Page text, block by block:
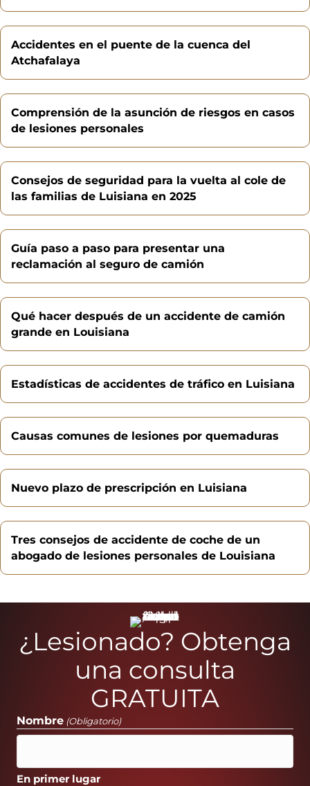
Accidentes en el puente de la cuenca del
Atchafalaya
Comprensión de la asunción de riesgos en casos
de lesiones personales
Consejos de seguridad para la vuelta al cole de
las familias de Luisiana en 2025
Guía paso a paso para presentar una
reclamación al seguro de camión
Qué hacer después de un accidente de camión
grande en Louisiana
Estadísticas de accidentes de tráfico en Luisiana
Causas comunes de lesiones por quemaduras
Nuevo plazo de prescripción en Luisiana
Tres consejos de accidente de coche de un
abogado de lesiones personales de Louisiana
¿Lesionado? Obtenga
una consulta
GRATUITA
Nombre (Obligatorio)
En primer lugar